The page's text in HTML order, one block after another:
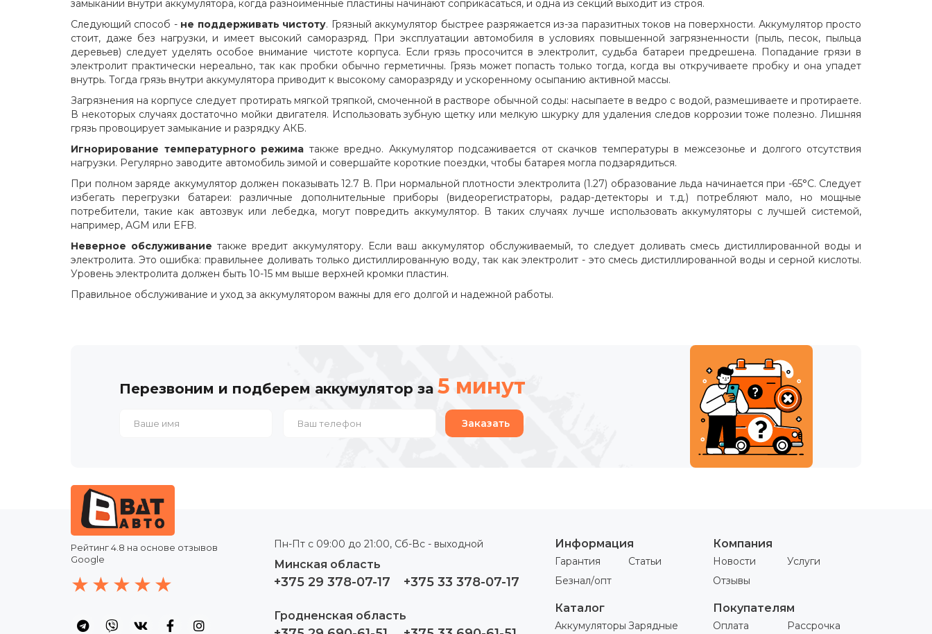
замыкании внутри аккумулятора, когда разноименные пластины начинают соприкасаться, и одна из секций выходит из строя.
Следующий способ - не поддерживать чистоту. Грязный аккумулятор быстрее разряжается из-за паразитных токов на поверхности. Аккумулятор просто
стоит, даже без нагрузки, и имеет высокий саморазряд. При эксплуатации автомобиля в условиях повышенной загрязненности (пыль, песок, пыльца
деревьев) следует уделять особое внимание чистоте корпуса. Если грязь просочится в электролит, судьба батареи предрешена. Попадание грязи в
электролит практически нереально, так как пробки обычно герметичны. Грязь может попасть только тогда, когда вы откручиваете пробку и она упадет
внутрь. Тогда грязь внутри аккумулятора приводит к высокому саморазряду и ускоренному осыпанию активной массы.
Загрязнения на корпусе следует протирать мягкой тряпкой, смоченной в растворе обычной соды: насыпаете в ведро с водой, размешиваете и протираете.
В некоторых случаях достаточно мойки двигателя. Использовать зубную щетку или мелкую шкурку для удаления следов коррозии тоже полезно. Лишняя
грязь провоцирует замыкание и разрядку АКБ.
Игнорирование температурного режима также вредно. Аккумулятор подсаживается от скачков температуры в межсезонье и долгого отсутствия
нагрузки. Регулярно заводите автомобиль зимой и совершайте короткие поездки, чтобы батарея могла подзарядиться.
При полном заряде аккумулятор должен показывать 12.7 В. При нормальной плотности электролита (1.27) образование льда начинается при -65°C. Следует
избегать перегрузки батареи: различные дополнительные приборы (видеорегистраторы, радар-детекторы и т.д.) потребляют мало, но мощные
потребители, такие как автозвук или лебедка, могут повредить аккумулятор. В таких случаях лучше использовать аккумуляторы с лучшей системой,
например, AGM или EFB.
Неверное обслуживание также вредит аккумулятору. Если ваш аккумулятор обслуживаемый, то следует доливать смесь дистиллированной воды и
электролита. Это ошибка: правильнее доливать только дистиллированную воду, так как электролит - это смесь дистиллированной воды и серной кислоты.
Уровень электролита должен быть 10-15 мм выше верхней кромки пластин.
Правильное обслуживание и уход за аккумулятором важны для его долгой и надежной работы.
Перезвоним и подберем аккумулятор за 5 минут
Заказать
Рейтинг4.8 на основе отзывов
Google
Пн-Пт с 09:00 до 21:00, Сб-Вс - выходной
Минская область
+375 29 378-07-17 +375 33 378-07-17
Гродненская область
Информация
Гарантия
Безнал/опт
Статьи
Компания
Новости
Отзывы
Услуги
Каталог
Аккумуляторы Зарядные
Покупателям
Оплата Рассрочка